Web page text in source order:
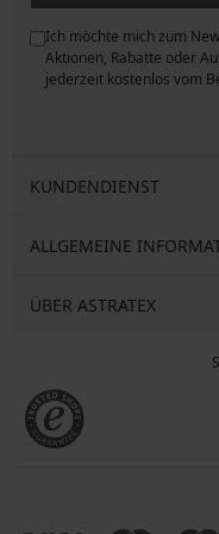
Ich möchte mich zum
Aktionen, Rabatte oder
jederzeit kostenlos vom
KUNDENDIENST
ALLGEMEINE
ÜBER ASTRATEX